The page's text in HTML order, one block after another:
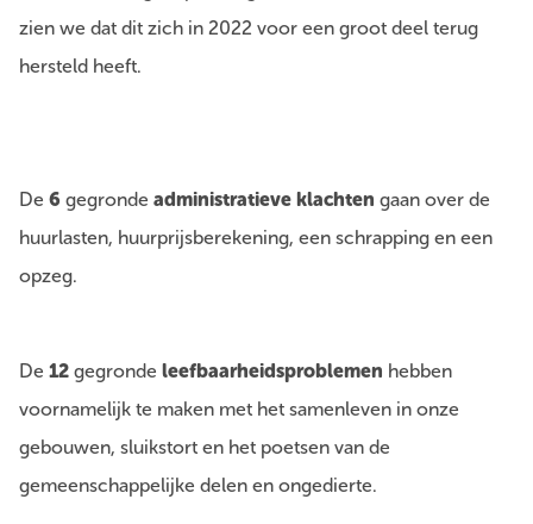
zien we dat dit zich in 2022 voor een groot deel terug
hersteld heeft.
De 6 gegronde administratieve klachten gaan over de
huurlasten, huurprijsberekening, een schrapping en een
opzeg.
De 12 gegronde leefbaarheidsproblemen hebben
voornamelijk te maken met het samenleven in onze
gebouwen, sluikstort en het poetsen van de
gemeenschappelijke delen en ongedierte.